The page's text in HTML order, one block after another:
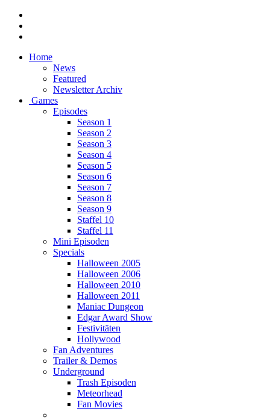
Home
News
Featured
Newsletter Archiv
Games
Episodes
Season 1
Season 2
Season 3
Season 4
Season 5
Season 6
Season 7
Season 8
Season 9
Staffel 10
Staffel 11
Mini Episoden
Specials
Halloween 2005
Halloween 2006
Halloween 2010
Halloween 2011
Maniac Dungeon
Edgar Award Show
Festivitäten
Hollywood
Fan Adventures
Trailer & Demos
Underground
Trash Episoden
Meteorhead
Fan Movies